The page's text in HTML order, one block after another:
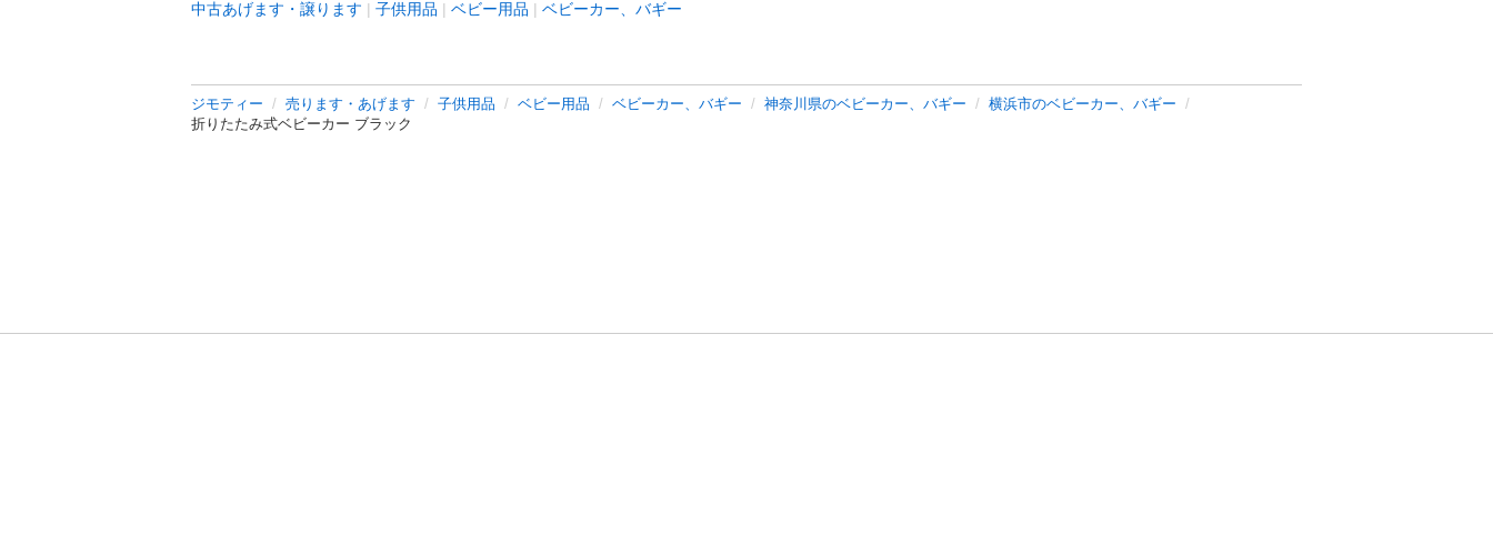
中古あげます・譲ります 子供用品 ベビー用品 ベビーカー、バギー
ジモティー 売ります・あげます 子供用品 ベビー用品 ベビーカー、バギー 神奈川県のベビーカー、バギー
横浜市のベビーカー、バギー
折りたたみ式ベビーカー ブラック